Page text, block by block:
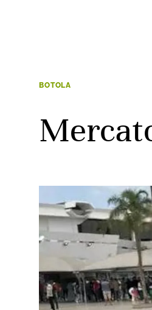
BOTOLA